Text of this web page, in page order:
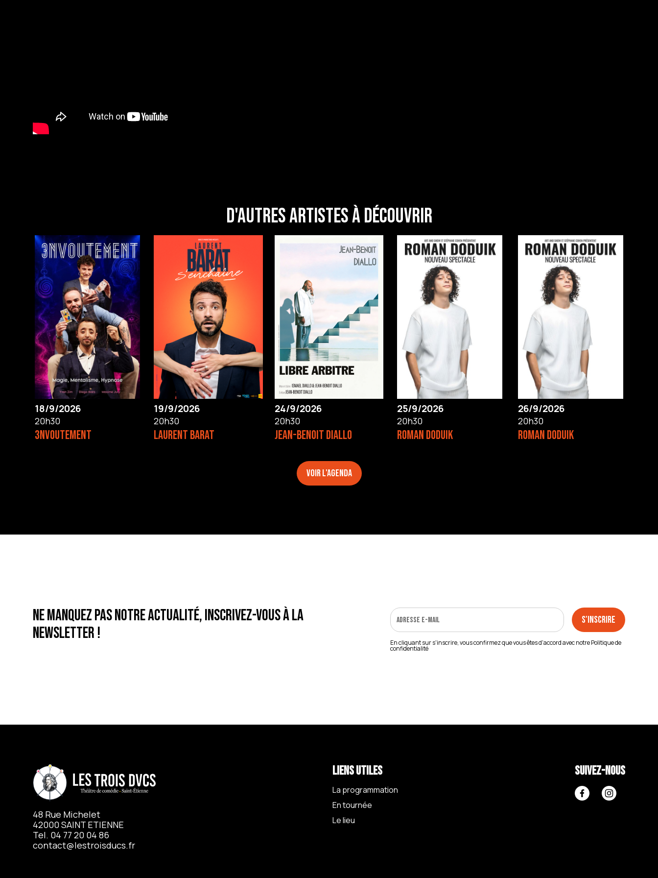
D'autres artistes à découvrir
18/9/2026
20h30
3NVOUTEMENT
19/9/2026
20h30
LAURENT BARAT
24/9/2026
20h30
JEAN-BENOIT DIALLO
25/9/2026
20h30
ROMAN DODUIK
26/9/2026
20h30
ROMAN DODUIK
Voir l'agenda
Ne manquez pas notre actualité, inscrivez-vous à la
newsletter !
En cliquant sur s'inscrire, vous confirmez que vous êtes d'accord avec notrePolitique de
confidentialité
48 Rue Michelet
42000 SAINT ETIENNE
Tel. 04 77 20 04 86
contact@lestroisducs.fr
Liens utiles
La programmation
En tournée
Le lieu
Suivez-nous